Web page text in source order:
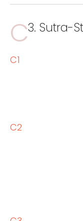
C3. Sutra-
C1
C2